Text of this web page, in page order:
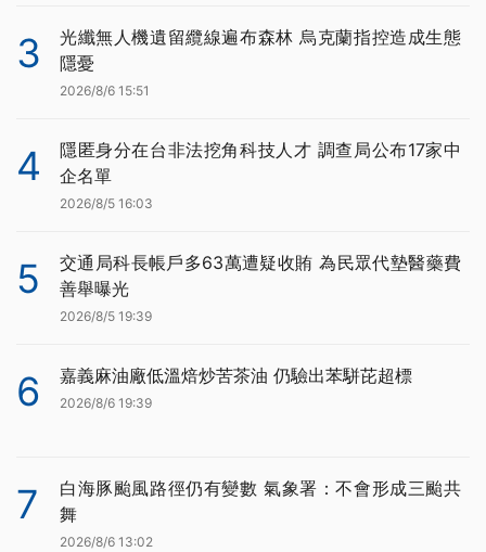
3
光纖無人機遺留纜線遍布森林 烏克蘭指控造成生態
隱憂
2026/8/6 15:51
4
隱匿身分在台非法挖角科技人才 調查局公布17家中
企名單
2026/8/5 16:03
5
交通局科長帳戶多63萬遭疑收賄 為民眾代墊醫藥費
善舉曝光
2026/8/5 19:39
6 嘉義麻油廠低溫焙炒苦茶油 仍驗出苯駢芘超標
2026/8/6 19:39
7
白海豚颱風路徑仍有變數 氣象署：不會形成三颱共
舞
2026/8/6 13:02